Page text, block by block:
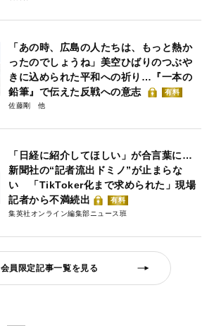
「あの時、広島の人たちは、もっと熱か
ったのでしょうね」美空ひばりのつぶや
きに込められた平和への祈り…『一本の
鉛筆』で伝えた反戦への意志
有料
佐藤剛
「日経に紹介してほしい」が合言葉に…
新聞社の“記者流出ドミノ”が止まらな
い 「TikToker化まで求められた」現場
記者から不満続出
有料
集英社オンライン編集部ニュース班
会員限定記事一覧を見る